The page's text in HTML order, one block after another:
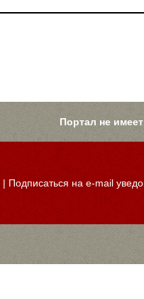
Портал не
| Подписаться на e-mail